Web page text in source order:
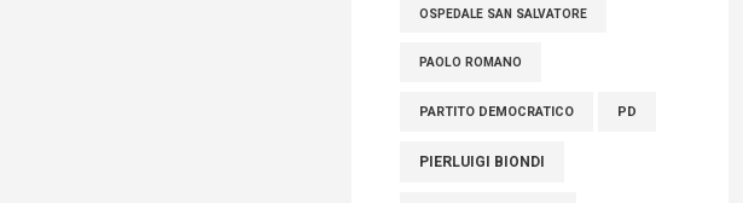
OSPEDALE SAN SALVATORE
PAOLO ROMANO
PARTITO DEMOCRATICO PD
PIERLUIGI BIONDI